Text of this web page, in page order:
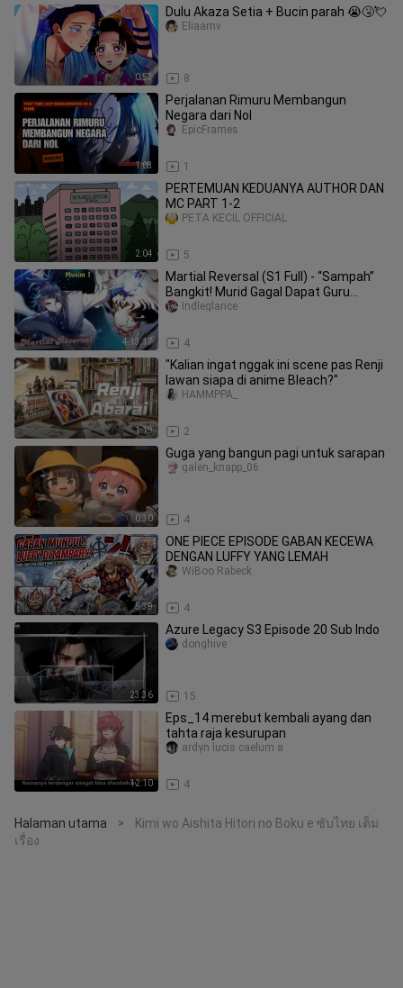
0:53
Dulu Akaza Setia + Bucin parah 😭🤧💘
8
Eliaamv
1:03
Perjalanan Rimuru Membangun
Negara dari Nol
1
EpicFrames
2:04
PERTEMUAN KEDUANYA AUTHOR DAN
MC PART 1-2
5
PETA KECIL OFFICIAL
4:13:17
Martial Reversal (S1 Full) - “Sampah”
Bangkit! Murid Gagal Dapat Guru
Rahasia & Jadi Dewa Tempur
4
Indleglance
1:19
"Kalian ingat nggak ini scene pas Renji
lawan siapa di anime Bleach?"
2
HAMMPPA_
0:30
Guga yang bangun pagi untuk sarapan
4
galen_knapp_06
5:39
ONE PIECE EPISODE GABAN KECEWA
DENGAN LUFFY YANG LEMAH
4
WiBoo Rabeck
23:36
Azure Legacy S3 Episode 20 Sub Indo
15
donghive
12:10
Eps_14 merebut kembali ayang dan
tahta raja kesurupan
4
ardyn lucis caelum a
Halaman utama >
Kimi wo Aishita Hitori no Boku e ซับไทย เต็ม
เรื่อง